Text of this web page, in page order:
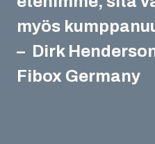
myös
– Dirk
Fibox Germany